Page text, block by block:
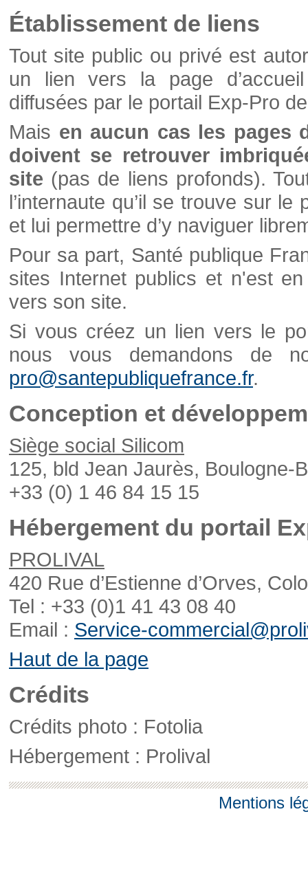
Établissement de liens
Tout site public ou privé est
un lien vers la page
diffusées par le portail Exp-Pro
Mais en aucun cas les pages
doivent se retrouver
site (pas de liens profonds).
l’internaute qu’il se trouve sur
et lui permettre d’y naviguer
Pour sa part, Santé publique
sites Internet publics et n'est
vers son site.
Si vous créez un lien vers le
nous vous demandons de
pro@santepubliquefrance.fr.
Conception et
Siège social Silicom
125, bld Jean Jaurès, Boulogne-
+33 (0) 1 46 84 15 15
Hébergement du portail
PROLIVAL
420 Rue d’Estienne d’Orves,
Tel : +33 (0)1 41 43 08 40
Email : Service-
Haut de la page
Crédits
Crédits photo : Fotolia
Hébergement : Prolival
Mentions